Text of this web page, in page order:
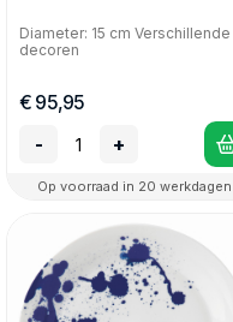
Diameter: 15 cm Verschillende
decoren
€ 95,95
-
+
Op voorraad in 20 werkdagen